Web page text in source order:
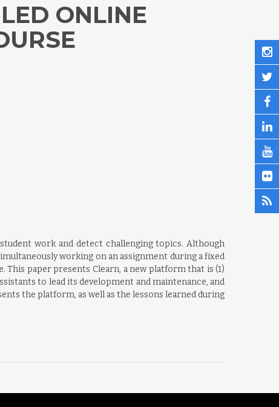
ONLINE
work and detect challenging topics. Although
working on an assignment during a fixed
paper presents Clearn, a new platform that is (1)
to lead its development and maintenance, and
the platform, as well as the lessons learned during